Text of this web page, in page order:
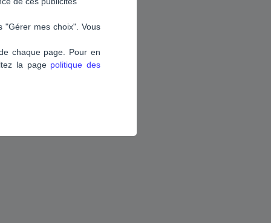
"Gérer mes choix". Vous
chaque page. Pour en
la page politique des